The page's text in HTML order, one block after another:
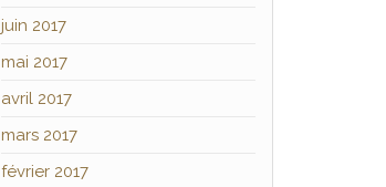
juin 2017
mai 2017
avril 2017
mars 2017
février 2017